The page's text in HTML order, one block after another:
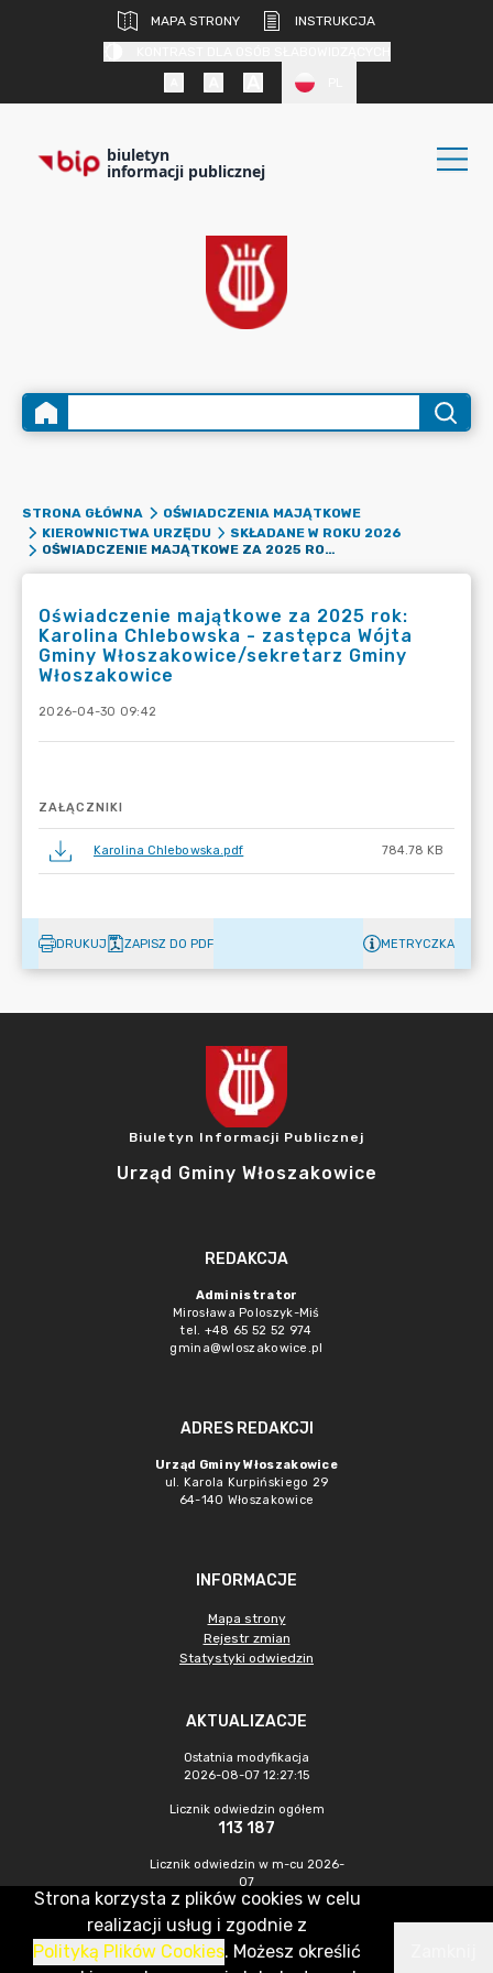
MAPA STRONY
INSTRUKCJA
biuletyn
informacji publicznej
STRONA GŁÓWNA
OŚWIADCZENIA MAJĄTKOWE
KIEROWNICTWA URZĘDU
SKŁADANE W ROKU 2026
OŚWIADCZENIE MAJĄTKOWE ZA 2025 ROK: KAROLINA CHLEBOWSKA - ZASTĘPCA WÓJTA GMINY WŁOSZAKOWICE/SEKRETARZ GMINY WŁOSZAKOWICE
Oświadczenie majątkowe za 2025 rok:
Karolina Chlebowska - zastępca Wójta
Gminy Włoszakowice/sekretarz Gminy
Włoszakowice
2026-04-30 09:42
ZAŁĄCZNIKI
Karolina Chlebowska.pdf 784.78 KB
DRUKUJ ZAPISZ DO PDF METRYCZKA
Biuletyn Informacji Publicznej
Urząd Gminy Włoszakowice
REDAKCJA
Administrator
Mirosława Poloszyk-Miś
tel. +48 65 52 52 974
gmina@wloszakowice.pl
ADRES REDAKCJI
Urząd Gminy Włoszakowice
ul. Karola Kurpińskiego 29
64-140 Włoszakowice
INFORMACJE
Mapa strony
Rejestr zmian
Statystyki odwiedzin
AKTUALIZACJE
Ostatnia modyfikacja
2026-08-07 12:27:15
Licznik odwiedzin ogółem
113 187
Licznik odwiedzin w m-cu 2026-
07
517
CMS & Hosting: Nefeni Sp. z o.o.
Strona korzysta z plików cookies w celu
realizacji usług i zgodnie z
Polityką Plików Cookies. Możesz określić